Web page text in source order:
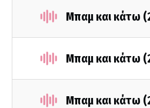
Μπαμ και κάτω
Μπαμ και κάτω
Μπαμ και κάτω